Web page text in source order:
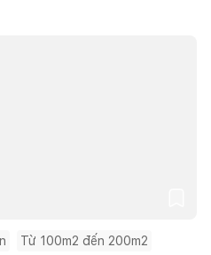
Từ 100m2 đến 200m2